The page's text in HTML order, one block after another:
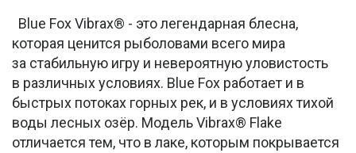
Blue Fox Vibrax® - это легендарная блесна,
которая ценится рыболовами всего мира
за стабильную игру и невероятную уловистость
в различных условиях. Blue Fox работает и в
быстрых потоках горных рек, и в условиях тихой
воды лесных озёр. Модель Vibrax® Flake
отличается тем, что в лаке, которым покрывается